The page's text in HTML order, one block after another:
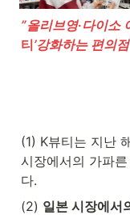
”올리브영·다이소
티’강화하는 편의점
(1) K뷰티는 지난
시장에서의 가파
다.
(2) 일본 시장에서